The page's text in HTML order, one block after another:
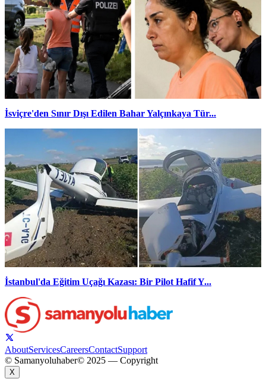
İsviçre'den Sınır Dışı Edilen Bahar Yalçınkaya Tür...
İstanbul'da Eğitim Uçağı Kazası: Bir Pilot Hafif Y...
AboutServicesCareersContactSupport
© Samanyoluhaber© 2025 — Copyright
X